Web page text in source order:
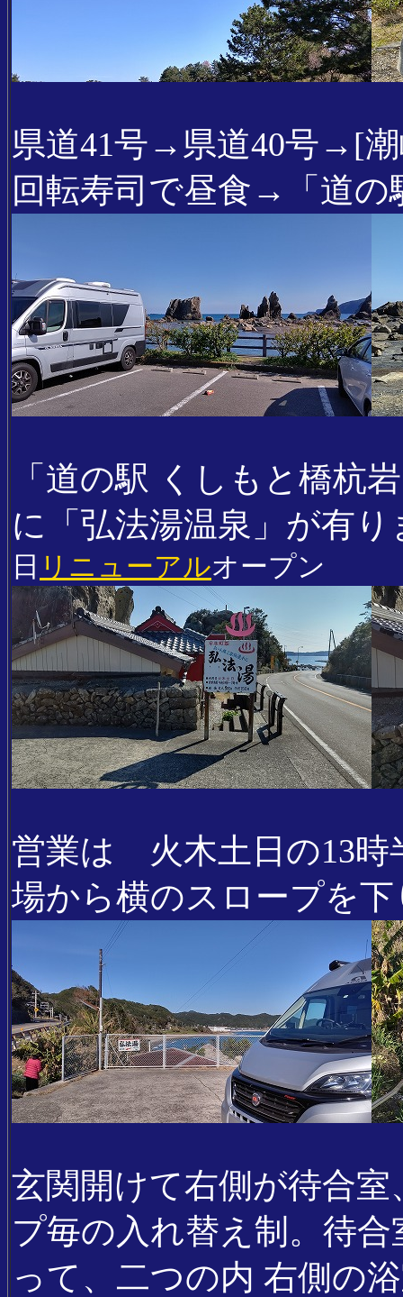
県道41号→県道40号→[
回転寿司で昼食→「道の
「道の駅 くしもと橋杭
に「弘法湯温泉」が有り
日 リニューアルオープン
営業は 火木土日の13時
場から横のスロープを
玄関開けて右側が待合
プ毎の入れ替え制。待
って、二つの内 右側の